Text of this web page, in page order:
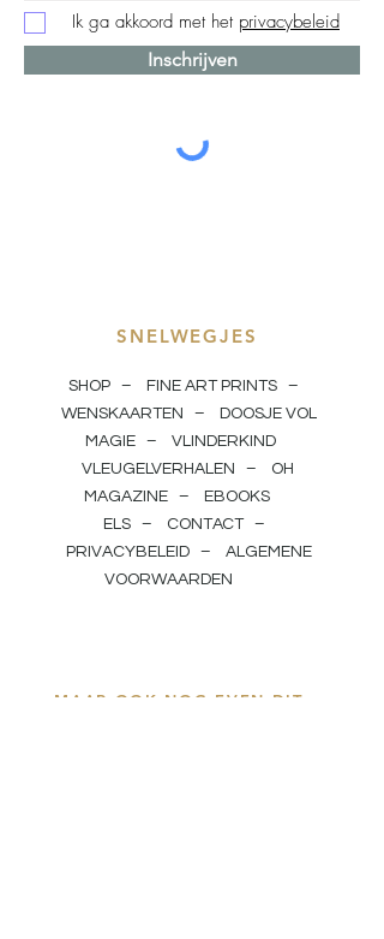
Ik ga akkoord met het privacybeleid
Inschrijven
SNELWEGJES
SHOP – FINE ART PRINTS
–
WENSKAARTEN
– DOOSJE VOL
MAGIE–
VLINDERKIND
VLEUGELVERHALEN
–
OH
MAGAZINE–
EBOOKS
ELS
– CONTACT
–
PRIVACYBELEID
–
ALGEMENE
VOORWAARDEN
MAAR OOK NOG EVEN DIT...